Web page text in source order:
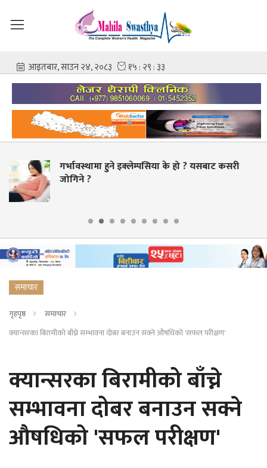
के हो ? यसबाट कसरी चिकित्सक–नर्समाथि
समाचार
गृहपृष्ठ
समाचार
क्यान्सरका बिरामीको बाँच्ने सम्भावना दोबर बनाउन सक्ने औषधिको 'सफल परीक्षण'
क्यान्सरका बिरामीको बाँच्ने
सम्भावना दोबर बनाउन सक्ने
औषधिको 'सफल परीक्षण'